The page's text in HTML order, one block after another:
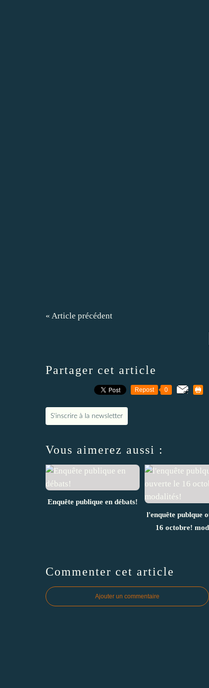
« Article précédent
Partager cet article
Repost 0
S'inscrire à la newsletter
Vous aimerez aussi :
Enquête publique en débats!
l'enquête publque
16 octobre!
Commenter cet article
Ajouter un commentaire